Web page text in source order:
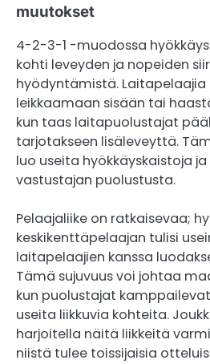
muutokset
4-2-3-1 -muodossa
kohti leveyden ja nopeiden
hyödyntämistä.
leikkaamaan sisään tai
kun taas laitapuolustajat
tarjotakseen lisäleveyttä.
luo useita hyökkäyskaistoja
vastustajan puolustusta.
Pelaajaliike on ratkaisevaa;
keskikenttäpelaajan tulisi
laitapelaajien kanssa
Tämä sujuvuus voi johtaa
kun puolustajat
useita liikkuvia kohteita.
harjoitella näitä liikkeitä
niistä tulee toissijaisia